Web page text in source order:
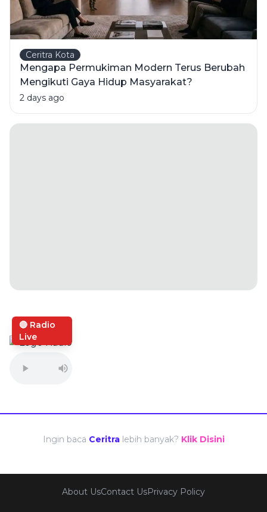
Ceritra Kota
Mengapa Permukiman Modern Terus Berubah
Mengikuti Gaya Hidup Masyarakat?
2 days ago
🔴 Radio
Live
Ingin baca Ceritra lebih banyak? Klik Disini
About UsContact UsPrivacy Policy